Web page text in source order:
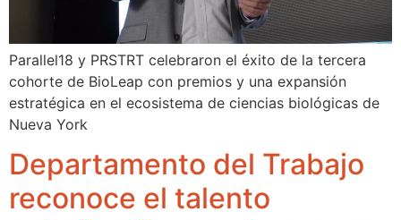
Parallel18 y PRSTRT celebraron el éxito de la tercera
cohorte de BioLeap con premios y una expansión
estratégica en el ecosistema de ciencias biológicas de
Nueva York
Departamento del Trabajo
reconoce el talento